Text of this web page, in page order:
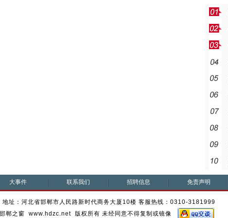
大事件 联系我们 招聘信息 免责声明
地址：河北省邯郸市人民路新时代商务大厦10楼 客服热线：0310-3181999
邯郸之窗 www.hdzc.net 版权所有 未经同意不得复制或镜像